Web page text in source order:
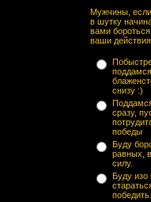
Мужчины,
в шутку
вами
ваши
снизу :)
сразу,
победы
Буду
равных,
силу.
Буду изо
победить.